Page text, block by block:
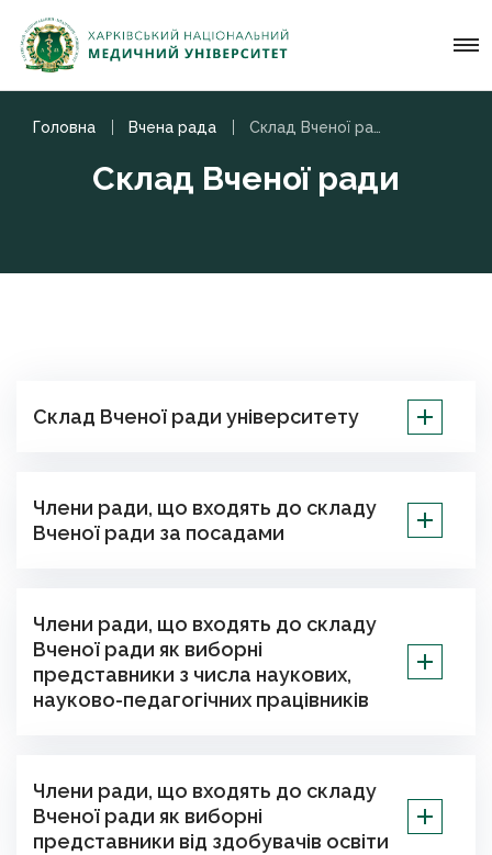
Головна Вчена рада
Склад Вченої ради
Склад Вченої ради університету
Члени ради, що входять до складу
Вченої ради за посадами
Члени ради, що входять до складу
Вченої ради як виборні
представники з числа наукових,
науково-педагогічних працівників
Члени ради, що входять до складу
Вченої ради як виборні
представники від здобувачів освіти